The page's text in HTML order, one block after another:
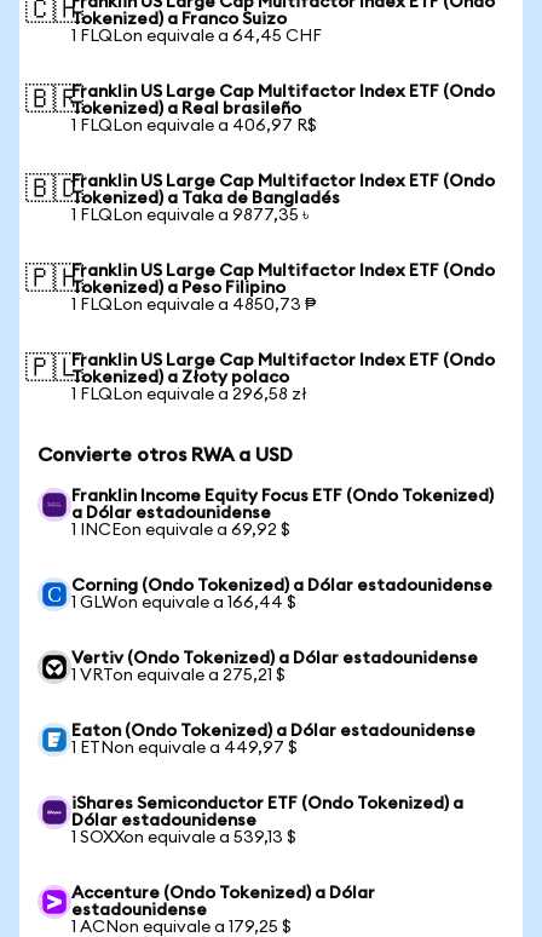
🇨🇭Tokenized) a Franco Suizo
1 FLQLon equivale a 64,45 CHF
🇧🇷Franklin US Large Cap Multifactor Index ETF (Ondo
Tokenized) a Real brasileño
1 FLQLon equivale a 406,97 R$
🇧🇩Franklin US Large Cap Multifactor Index ETF (Ondo
Tokenized) a Taka de Bangladés
1 FLQLon equivale a 9877,35 ৳
🇵🇭Franklin US Large Cap Multifactor Index ETF (Ondo
Tokenized) a Peso Filipino
1 FLQLon equivale a 4850,73 ₱
🇵🇱Franklin US Large Cap Multifactor Index ETF (Ondo
Tokenized) a Złoty polaco
1 FLQLon equivale a 296,58 zł
Convierte otros RWA a USD
Franklin Income Equity Focus ETF (Ondo Tokenized)
a Dólar estadounidense
1 INCEon equivale a 69,92 $
Corning (Ondo Tokenized) a Dólar estadounidense
1 GLWon equivale a 166,44 $
Vertiv (Ondo Tokenized) a Dólar estadounidense
1 VRTon equivale a 275,21 $
Eaton (Ondo Tokenized) a Dólar estadounidense
1 ETNon equivale a 449,97 $
iShares Semiconductor ETF (Ondo Tokenized) a
Dólar estadounidense
1 SOXXon equivale a 539,13 $
Accenture (Ondo Tokenized) a Dólar
estadounidense
1 ACNon equivale a 179,25 $